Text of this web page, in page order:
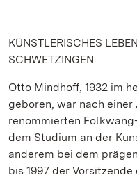
KÜNSTLERISCHES
SCHWETZINGEN
Otto Mindhoff, 1932 im
geboren, war nach
renommierten
dem Studium an der
anderem bei dem
bis 1997 der